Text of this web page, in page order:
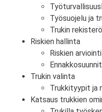
Työsuojelu ja
Trukin
Riskien hallinta
Riskien
Trukin valinta
Trukkityypit ja
Katsaus trukkien